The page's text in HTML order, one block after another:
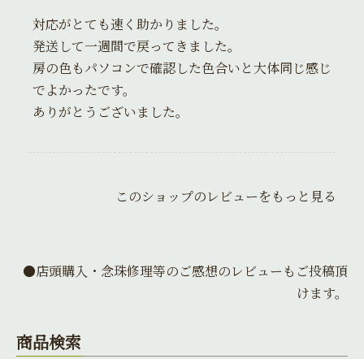
対応がとても速く助かりました。
発送して一週間で戻ってきました。
房の色もパソコンで確認した色合いと大体同じ感じ
でよかったです。
ありがとうございました。
このショップのレビューをもっと見る
●店頭購入・念珠修理等のご感想のレビューもご投稿頂
けます。
商品検索